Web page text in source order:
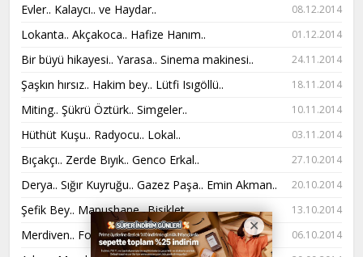
Evler.. Kalaycı.. ve Haydar.. 08.12.2014
Lokanta.. Akçakoca.. Hafize Hanım.. 01.12.2014
Bir büyü hikayesi.. Yarasa.. Sinema makinesi.. 24.11.2014
Şaşkın hırsız.. Hakim bey.. Lütfi Isıgöllü.. 18.11.2014
Miting.. Şükrü Öztürk.. Simgeler.. 10.11.2014
Hüthüt Kuşu.. Radyocu.. Lokal.. 03.11.2014
Bıçakçı.. Zerde Bıyık.. Genco Erkal.. 27.10.2014
Derya.. Sığır Kuyruğu.. Gazez Paşa.. Emin Akman.. 20.10.2014
Şefik Bey.. Mapushane.. Bisiklet.. 13.10.2014
Merdiven.. Forum.. Madam Mariam.. 06.10.2014